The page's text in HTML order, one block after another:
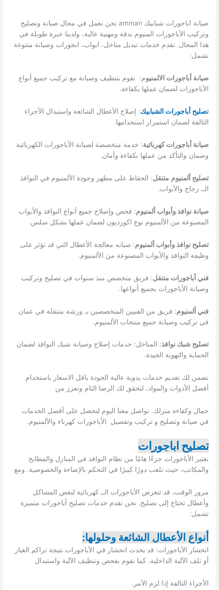
صيانة اباجورات شبابيك amman نحن نعمل في مجال صيانة وتصليح
وتركيب الأباجورات المنيوم بدقة ومهنية عالية، ولدينا خبرة طويلة في
هذا المجال. نقدم خدمات تبديل مناخل، ابواب، ابجورات وصيانة متنوعة
تشمل:
صيانة أباجورات الالمنيوم: نقوم بتنظيف وصيانة مع تركيب جميع أنواع
الأباجورات لضمان عملها بكفاءة.
تصليح أباجورات الشبابيك: إصلاح الأعطال الشائعة واستبدال الأجزاء
التالفة لضمان استمرار استخدامها.
صيانة أباجورات كهربائية: خدمة متخصصة لصيانة الأباجورات الكهربائية
وضمان والتأكد من عملها بكفاءة وأمان.
تصليح ألمنيوم متنقل: الحفاظ على مظهر وجودة الألمنيوم في النوافذ
الــ زجاج والأبواب.
صيانة نوافذ وأبواب ألمنيوم: فحص وإصلاح جميع أنواع النوافذ والأبواب
المصنوعة من الألمنيوم نوع اكورديون لضمان عملها بشكل سلس.
تصليح نوافذ وأبواب ألمنيوم: صيانه معالجة الأعطال التي قد تؤثر على
وظيفة النوافذ والأبواب المصنوعة من الألمنيوم.
فني أباجورات متنقل: فريق متخصص منذ سنوات في تصليح وتركيب
وصيانة الأباجورات بجميع أنواعها.
فني ألمنيوم: فريق من الفنيين المتخصصين بـ ورشة متنقلة في عمان
في تركيب وصيانة جميع منتجات الألمنيوم.
تصليح شبك نوافذ: المناخل: خدمات إصلاح وصيانة شبك النوافذ لضمان
الحماية والتهوية الجيدة.
نضمن لك تقديم خدمات يدوية عالية الجودة باقل الاسعار باستخدام
أفضل الأدوات والمواد، لنحقق لك الرضا التام ونعزز من
جمال وكفاءة منزلك. تواصل معنا اليوم لتحصل على أفضل الخدمات
في صيانة وتصليح و تركيب وتفصيل الأباجورات كهرباء والألمنيوم.
تصليح اباجورات
تعتبر الأباجورات جزءًا هامًا من نظام النوافذ في المنازل والمطابخ
والمكاتب، حيث تلعب دورًا كبيرًا في التحكم بالإضاءة والخصوصية. ومع
مرور الوقت، قد تتعرض الأباجورات الــ كهربائية لبعض المشاكل
وأعطال تحتاج إلى تصليح. نحن نقدم خدمات تصليح أباجورات متميزة
تشمل:
أنواع الأعطال الشائعة وحلولها:
انحشار الأباجورات: قد يحدث انحشار في الأباجورات نتيجة تراكم الغبار
أو تلف الآلية الداخلية. كما نقوم بفحص وتنظيف الآلية واستبدال
الأجزاء التالفة إذا لزم الأمر.